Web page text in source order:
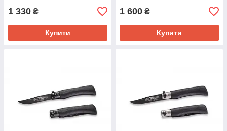
1 330 ₴
Купити
1 600 ₴
Купити